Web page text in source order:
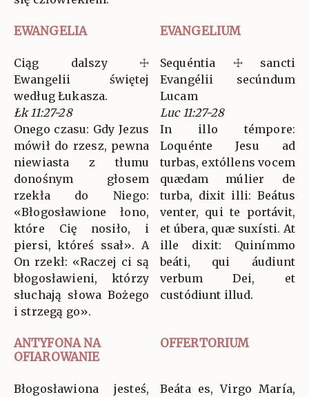
EWANGELIA EVANGELIUM
Ciąg dalszy ☩
Ewangelii świętej
według Łukasza.
Łk 11:27-28
Onego czasu: Gdy Jezus
mówił do rzesz, pewna
niewiasta z tłumu
donośnym głosem
rzekła do Niego:
«Błogosławione łono,
które Cię nosiło, i
piersi, któreś ssał». A
On rzekł: «Raczej ci są
błogosławieni, którzy
słuchają słowa Bożego
i strzegą go».
Sequéntia ☩ sancti
Evangélii secúndum
Lucam
Luc 11:27-28
In illo témpore:
Loquénte Jesu ad
turbas, extóllens vocem
quædam múlier de
turba, dixit illi: Beátus
venter, qui te portávit,
et úbera, quæ suxísti. At
ille dixit: Quinímmo
beáti, qui áudiunt
verbum Dei, et
custódiunt illud.
ANTYFONA NA
OFIAROWANIE
OFFERTORIUM
Błogosławiona jesteś,
Beáta es, Virgo María,